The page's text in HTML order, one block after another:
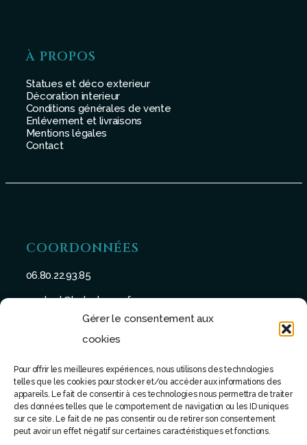
Gérer le consentement aux
cookies
Pour offrir les meilleures expériences, nous utilisons des technologies
telles que les cookies pour stocker et/ou accéder aux informations des
appareils. Le fait de consentir à ces technologies nous permettra de traiter
des données telles que le comportement de navigation ou les ID uniques
sur ce site. Le fait de ne pas consentir ou de retirer son consentement
peut avoir un effet négatif sur certaines caractéristiques et fonctions.
À PROPOS
Statues et déco exterieur
Décoration interieur
Conditions générales de vente
Enlévement et livraisons
Mentions légales
Contact
COORDONNÉES
06.80.22.93.85
contact@batu-taman.fr
SUIVEZ-NOUS